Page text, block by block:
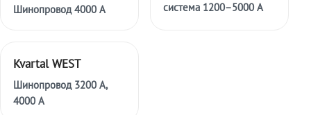
Шинопровод 4000 А
система 1200–5000 А
Kvartal WEST
Шинопровод 3200 А,
4000 А